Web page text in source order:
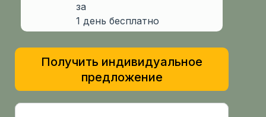
Получить индивидуальное
предложение
за
1 день бесплатно